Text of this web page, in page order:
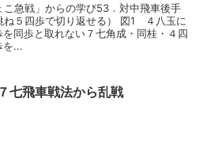
こ急戦」からの学び53．対中飛車後手
ね５四歩で切り返せる） 図1 ４八玉に
同歩と取れない７七角成・同桂・４四
...
７七飛車戦法から乱戦